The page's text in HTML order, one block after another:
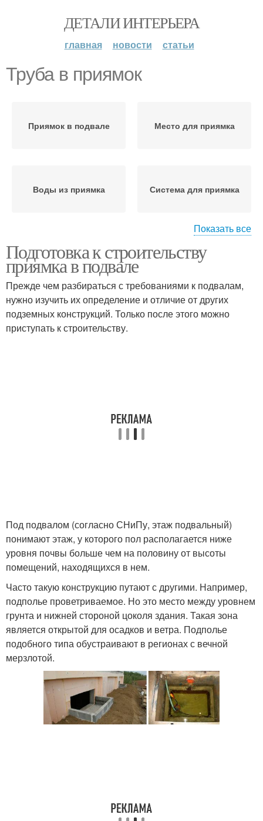
ДЕТАЛИ ИНТЕРЬЕРА
главная новости статьи
Труба в приямок
Приямок в подвале Место для приямка
Воды из приямка Система для приямка
Воды в приямке
Показать все
Подготовка к строительству
приямка в подвале
Прежде чем разбираться с требованиями к подвалам,
нужно изучить их определение и отличие от других
подземных конструкций. Только после этого можно
приступать к строительству.
Под подвалом (согласно СНиПу, этаж подвальный)
понимают этаж, у которого пол располагается ниже
уровня почвы больше чем на половину от высоты
помещений, находящихся в нем.
Часто такую конструкцию путают с другими. Например,
подполье проветриваемое. Но это место между уровнем
грунта и нижней стороной цоколя здания. Такая зона
является открытой для осадков и ветра. Подполье
подобного типа обустраивают в регионах с вечной
мерзлотой.